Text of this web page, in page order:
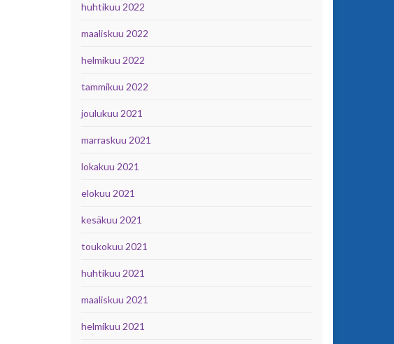
huhtikuu 2022
maaliskuu 2022
helmikuu 2022
tammikuu 2022
joulukuu 2021
marraskuu 2021
lokakuu 2021
elokuu 2021
kesäkuu 2021
toukokuu 2021
huhtikuu 2021
maaliskuu 2021
helmikuu 2021